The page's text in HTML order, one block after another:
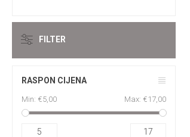
FILTER
RASPON CIJENA
Min: €5,00 Max: €17,00
5 17